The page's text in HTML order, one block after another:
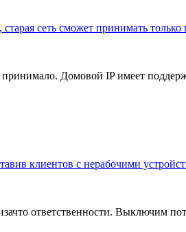
сеть сможет принимать
Домовой IP имеет
клиентов с нерабочими
ответственности. Выключим